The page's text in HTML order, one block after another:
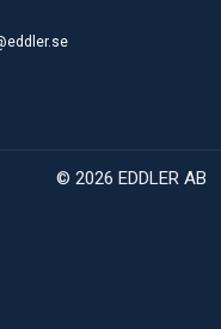
© 2026 EDDLER AB